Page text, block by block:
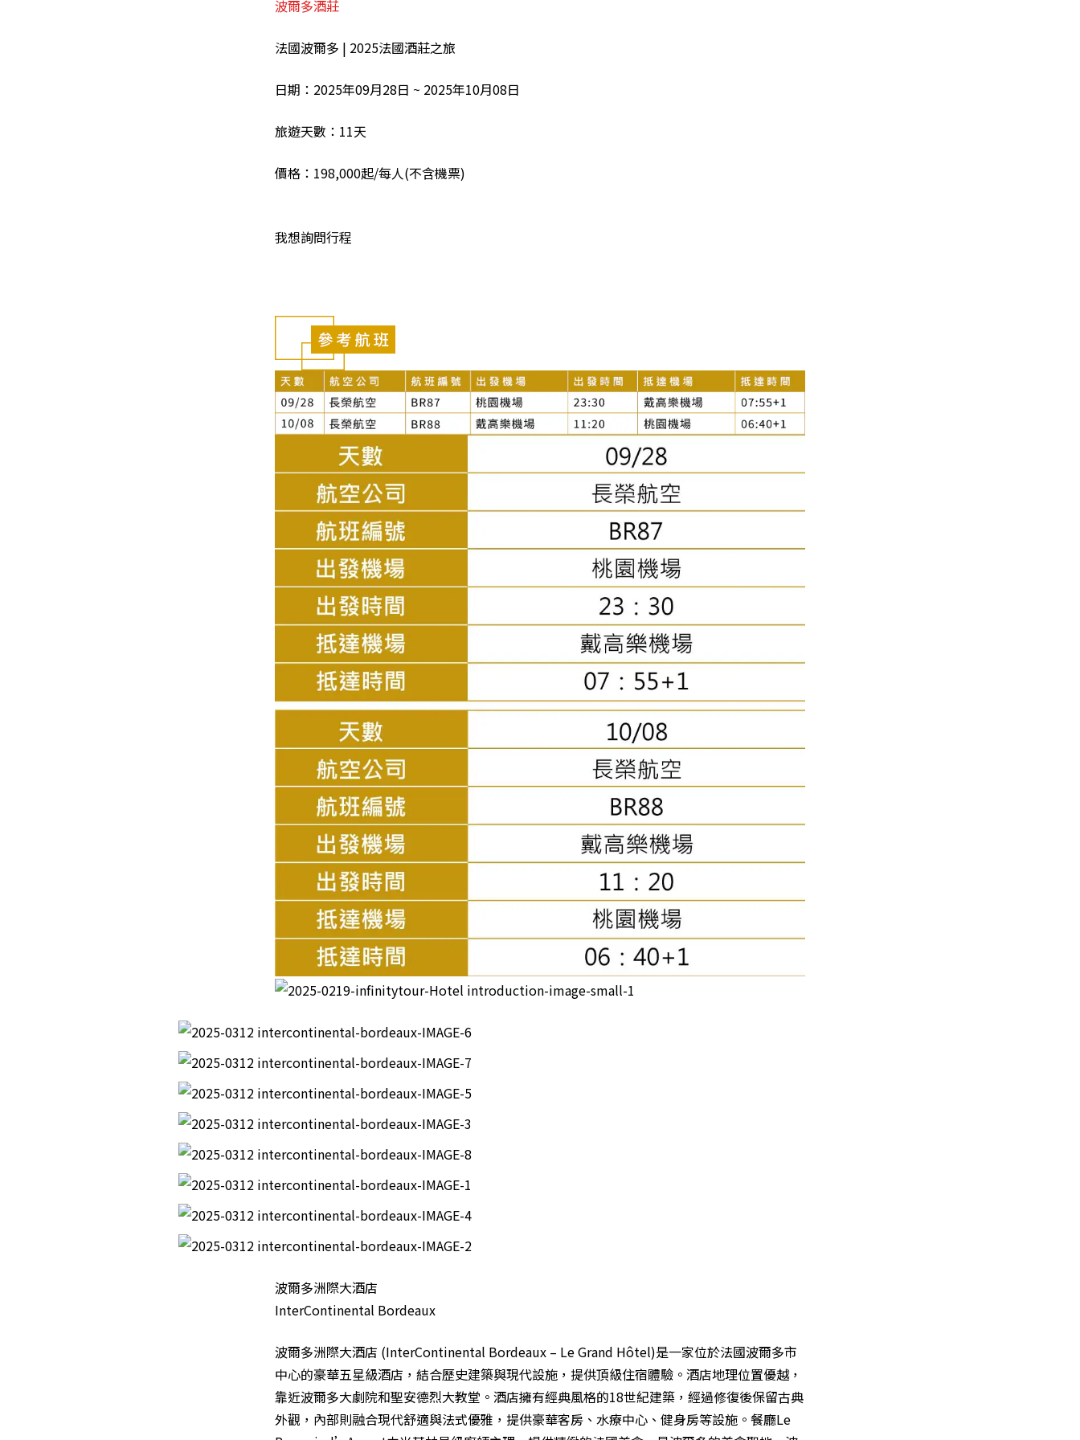
波爾多酒莊
法國波爾多 | 2025法國酒莊之旅
日期：2025年09月28日 ~ 2025年10月08日
旅遊天數：11天
價格：198,000起/每人(不含機票)
我想詢問行程
波爾多洲際大酒店
InterContinental Bordeaux
波爾多洲際大酒店 (InterContinental Bordeaux – Le Grand Hôtel)是一家位於法國波爾多市
中心的豪華五星級酒店，結合歷史建築與現代設施，提供頂級住宿體驗。酒店地理位置優越，
靠近波爾多大劇院和聖安德烈大教堂。酒店擁有經典風格的18世紀建築，經過修復後保留古典
外觀，內部則融合現代舒適與法式優雅，提供豪華客房、水療中心、健身房等設施。餐廳Le